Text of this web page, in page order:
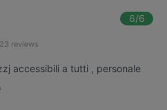
6/6
23 reviews
accessibili a tutti , personale